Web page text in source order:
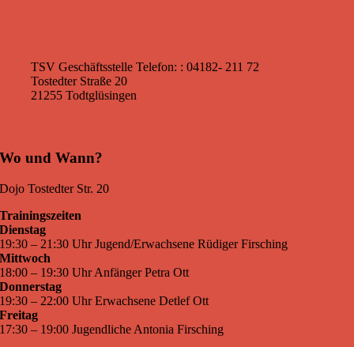
TSV GeschäftsstelleTelefon: : 04182- 211 72
Tostedter Straße 20
21255 Todtglüsingen
Wo und Wann?
Dojo Tostedter Str. 20
Trainingszeiten
Dienstag
19:30 – 21:30 Uhr Jugend/Erwachsene Rüdiger Firsching
Mittwoch
18:00 – 19:30 Uhr Anfänger Petra Ott
Donnerstag
19:30 – 22:00 Uhr Erwachsene Detlef Ott
Freitag
17:30 – 19:00 Jugendliche Antonia Firsching